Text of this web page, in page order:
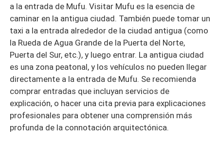
a la entrada de Mufu. Visitar Mufu es la esencia de
caminar en la antigua ciudad. También puede tomar un
taxi a la entrada alrededor de la ciudad antigua (como
la Rueda de Agua Grande de la Puerta del Norte,
Puerta del Sur, etc.), y luego entrar. La antigua ciudad
es una zona peatonal, y los vehículos no pueden llegar
directamente a la entrada de Mufu. Se recomienda
comprar entradas que incluyan servicios de
explicación, o hacer una cita previa para explicaciones
profesionales para obtener una comprensión más
profunda de la connotación arquitectónica.